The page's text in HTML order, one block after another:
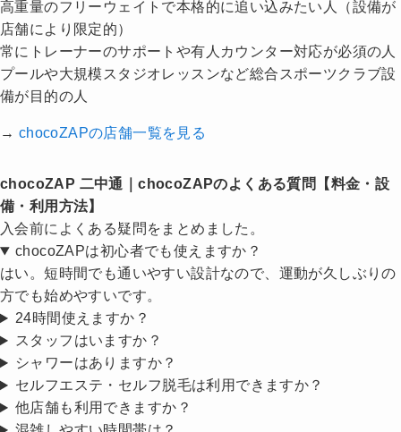
高重量のフリーウェイトで本格的に追い込みたい人（設備が
店舗により限定的）
常にトレーナーのサポートや有人カウンター対応が必須の人
プールや大規模スタジオレッスンなど総合スポーツクラブ設
備が目的の人
→ chocoZAPの店舗一覧を見る
chocoZAP 二中通｜chocoZAPのよくある質問【料金・設
備・利用方法】
入会前によくある疑問をまとめました。
chocoZAPは初心者でも使えますか？
はい。短時間でも通いやすい設計なので、運動が久しぶりの
方でも始めやすいです。
24時間使えますか？
スタッフはいますか？
シャワーはありますか？
セルフエステ・セルフ脱毛は利用できますか？
他店舗も利用できますか？